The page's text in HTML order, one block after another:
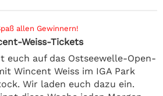
allen Gewinnern!
Weiss-Tickets
euch auf das Ostseewelle-Open-
Wincent Weiss im IGA Park
Wir laden euch dazu ein.